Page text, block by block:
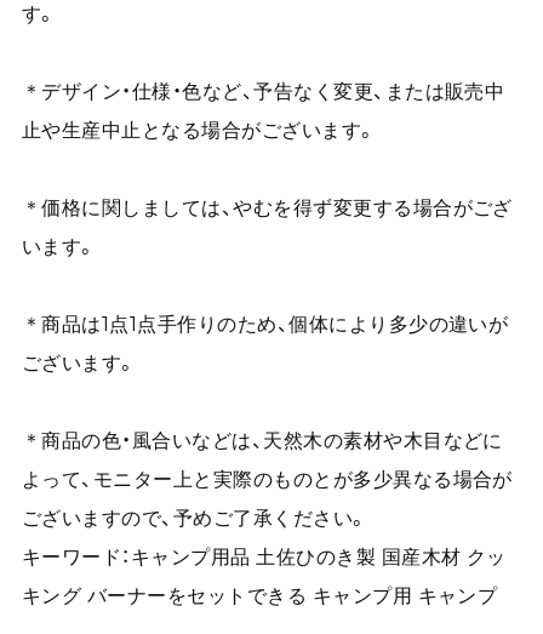
す。
＊デザイン・仕様・色など、予告なく変更、または販売中
止や生産中止となる場合がございます。
＊価格に関しましては、やむを得ず変更する場合がござ
います。
＊商品は1点1点手作りのため、個体により多少の違いが
ございます。
＊商品の色・風合いなどは、天然木の素材や木目などに
よって、モニター上と実際のものとが多少異なる場合が
ございますので、予めご了承ください。
キーワード：キャンプ用品 土佐ひのき製 国産木材 クッ
キング バーナーをセットできる キャンプ用 キャンプ